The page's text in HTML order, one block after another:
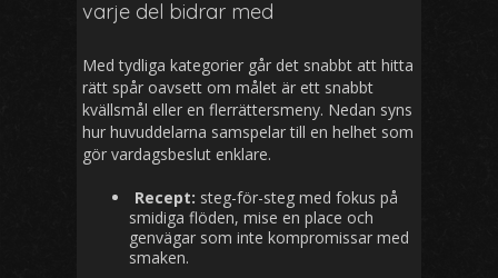
varje del bidrar med
Med tydliga kategorier går det snabbt att hitta
rätt spår oavsett om målet är ett snabbt
kvällsmål eller en flerrättersmeny. Nedan syns
hur huvuddelarna samspelar till en helhet som
gör vardagsbeslut enklare.
Recept: steg-för-steg med fokus på
smidiga flöden, mise en place och
genvägar som inte kompromissar med
smaken.